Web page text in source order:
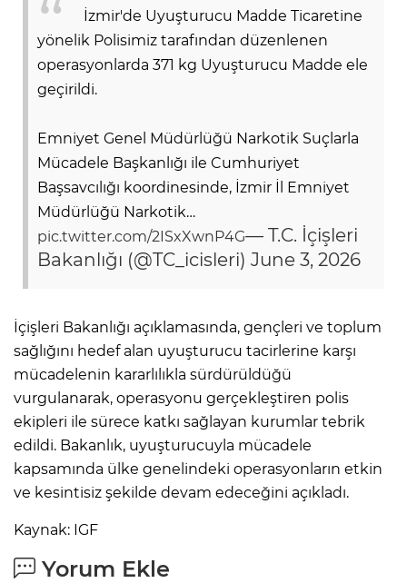
İzmir'de Uyuşturucu Madde Ticaretine
yönelik Polisimiz tarafından düzenlenen
operasyonlarda 371 kg Uyuşturucu Madde ele
geçirildi.
Emniyet Genel Müdürlüğü Narkotik Suçlarla
Mücadele Başkanlığı ile Cumhuriyet
Başsavcılığı koordinesinde, İzmir İl Emniyet
Müdürlüğü Narkotik…
pic.twitter.com/2ISxXwnP4G— T.C. İçişleri
Bakanlığı (@TC_icisleri) June 3, 2026
İçişleri Bakanlığı açıklamasında, gençleri ve toplum
sağlığını hedef alan uyuşturucu tacirlerine karşı
mücadelenin kararlılıkla sürdürüldüğü
vurgulanarak, operasyonu gerçekleştiren polis
ekipleri ile sürece katkı sağlayan kurumlar tebrik
edildi. Bakanlık, uyuşturucuyla mücadele
kapsamında ülke genelindeki operasyonların etkin
ve kesintisiz şekilde devam edeceğini açıkladı.
Kaynak: IGF
Yorum Ekle